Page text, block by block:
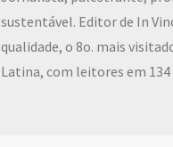
sustentável. Editor de In
qualidade, o 8o. mais
Latina, com leitores em 134